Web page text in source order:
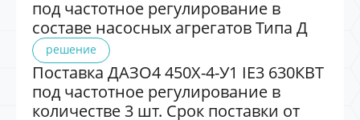
под частотное регулирование в
составе насосных агрегатов Типа Д
решение
Поставка ДАЗО4 450Х-4-У1 IE3 630КВТ
под частотное регулирование в
количестве 3 шт. Срок поставки от